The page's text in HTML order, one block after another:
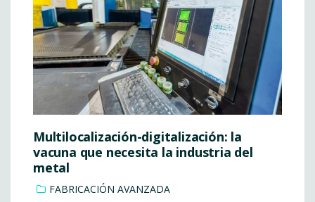
Multilocalización-digitalización: la
vacuna que necesita la industria del
metal
FABRICACIÓN AVANZADA